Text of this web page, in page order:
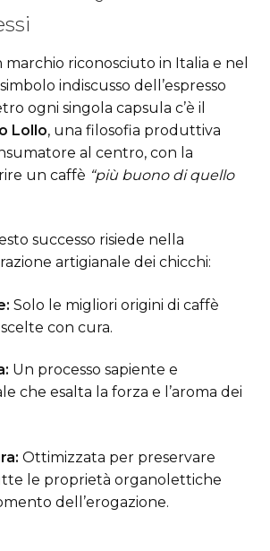
marchio riconosciuto in Italia e nel
indiscusso dell’espresso
ogni singola capsula c’è il
Lollo, una filosofia produttiva
al centro, con la
un caffè “più buono di quello
successo risiede nella
artigianale dei chicchi:
Solo le migliori origini di caffè
con cura.
Un processo sapiente e
che esalta la forza e l’aroma dei
Ottimizzata per preservare
le proprietà organolettiche
dell’erogazione.